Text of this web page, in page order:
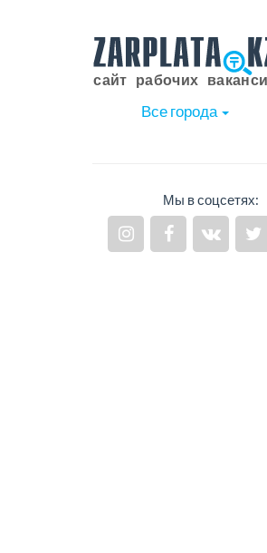
Все города
Мы в соцсетях: